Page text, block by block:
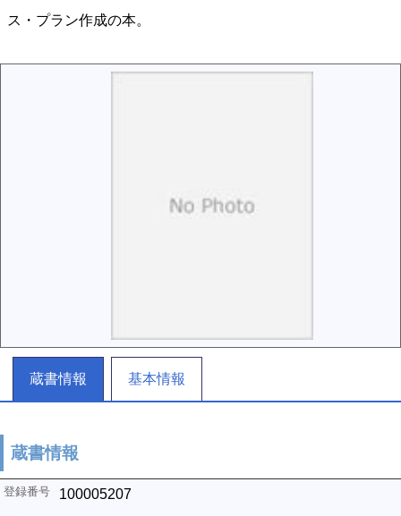
ス・プラン作成の本。
蔵書情報 基本情報
蔵書情報
100005207